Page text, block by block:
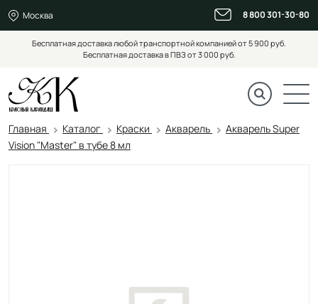
Москва 8 800 301-30-80
Бесплатная доставка любой транспортной компанией от 5 900 руб.
Бесплатная доставка в ПВЗ от 3 000 руб.
Главная Каталог Краски Акварель
Акварель Super
Vision "Master" в тубе 8 мл